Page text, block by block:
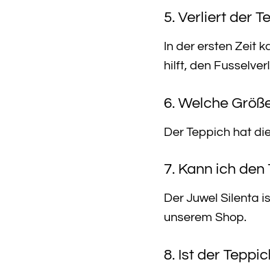
5. Verliert der
In der ersten Zeit
hilft, den
6. Welche
Der Teppich hat
7. Kann ich
Der Juwel Silenta
unserem Shop.
8. Ist der